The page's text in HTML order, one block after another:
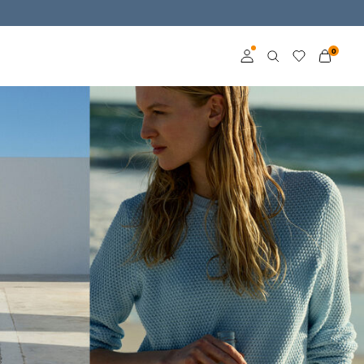
Anmelden
Mitglied werden
Mehr Infos zum VILA
Club
0